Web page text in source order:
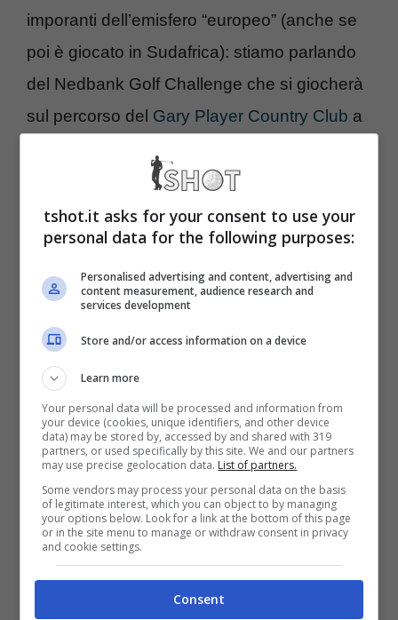
imporanti dell’emisfero “europeo” (anche se
poi è giocato in Sudafrica): stiamo parlando
del Nedbank Golf Challenge che si giocherà
sul percorso del Gary Player Country Club a
dall’organizzazione come i più
rappresentativi.
La prima edizione è stata giocata nel 1981 e
ha messo in palio la cifra allora record di 1
milione di dollari (vinyo poi da Johnny Miller)
tra cinque giocatori diventati 10 nel 1982, 12
nel 1993 e 18 dieci anni dopo per poi tornare
nuovamente a 12 giocatori l’anno dopo. Ora
il montepremi complessivo è di 4.385.000
dollari, il primo riceverà più o meno quanto la
prima edizione (1.200.000$).
Si sfideranno soprattutto i migliori giocatori
dell’European Tour come gli inglesi
tshot.it asks for your consent to use your
personal data for the following purposes:
Personalised advertising and content, advertising and
content measurement, audience research and
services development
Store and/or access information on a device
Learn more
Your personal data will be processed and information from
your device (cookies, unique identifiers, and other device
data) may be stored by, accessed by and shared with 319
partners, or used specifically by this site. We and our partners
may use precise geolocation data. List of partners.
Some vendors may process your personal data on the basis
of legitimate interest, which you can object to by managing
your options below. Look for a link at the bottom of this page
or in the site menu to manage or withdraw consent in privacy
and cookie settings.
Consent